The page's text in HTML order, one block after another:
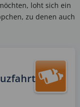
loht sich ein
zu denen auch